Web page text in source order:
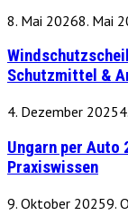
8. Mai 20268. Mai
Schutzmittel &
4. Dezember 2025
Ungarn per Auto
Praxiswissen
9. Oktober 20259.